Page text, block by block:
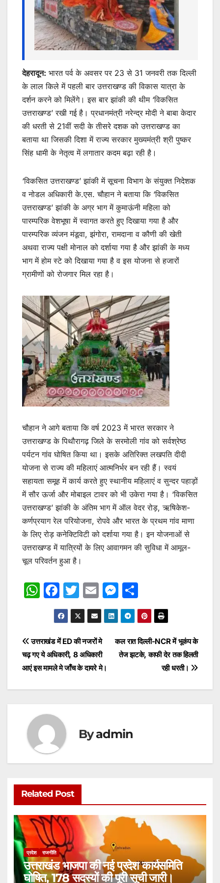
देहरादून: भारत पर्व के अवसर पर 23 से 31 जनवरी तक दिल्ली
के लाल किले में पहली बार उत्तराखण्ड की विकास यात्रा के
दर्शन करने को मिलेंगे। इस बार झांकी की थीम ‘विकसित
उत्तराखण्ड’ रखी गई है। प्रधानमंत्री नरेन्द्र मोदी ने बाबा केदार
की धरती से 21वीं सदी के तीसरे दशक को उत्तराखण्ड का
बताया था जिसकी दिशा में राज्य सरकार मुख्यमंत्री श्री पुष्कर
सिंह धामी के नेतृत्व में लगातार कदम बढ़ा रही है।
‘विकसित उत्तराखण्ड’ झांकी में सूचना विभाग के संयुक्त निदेशक
व नोडल अधिकारी के.एस. चौहान ने बताया कि ‘विकसित
उत्तराखण्ड’ झांकी के अग्र भाग में कुमाऊंनी महिला को
पारम्परिक वेशभूषा में स्वागत करते हुए दिखाया गया है और
पारम्परिक व्यंजन मंडूवा, झंगोरा, रामदाना व कौणी की खेती
अथवा राज्य पक्षी मोनाल को दर्शाया गया है और झांकी के मध्य
भाग में होम स्टे को दिखाया गया है व इस योजना से हजारों
ग्रामीणों को रोजगार मिल रहा है।
चौहान ने आगे बताया कि वर्ष 2023 में भारत सरकार ने
उत्तराखण्ड के पिथौरागढ़ जिले के सरमोली गांव को सर्वश्रेष्ठ
पर्यटन गांव घोषित किया था। इसके अतिरिक्त लखपति दीदी
योजना से राज्य की महिलाएं आत्मनिर्भर बन रही हैं। स्वयं
सहायता समूह में कार्य करते हुए स्थानीय महिलाएं व सुन्दर पहाड़ों
में सौर ऊर्जा और मोबाइल टावर को भी उकेरा गया है। ‘विकसित
उत्तराखण्ड’ झांकी के अंतिम भाग में ऑल वेदर रोड़, ऋषिकेश-
कर्णप्रयाग रेल परियोजना, रोपवे और भारत के प्रथम गांव माणा
के लिए रोड़ कनेक्टिविटी को दर्शाया गया है। इन योजनाओं से
उत्तराखण्ड में यात्रियों के लिए आवागमन की सुविधा में आमूल-
चूल परिवर्तन हुआ है।
W
s
A
p
p
F
a
c
e
b
o
o
T
w
itt
er
E
m
ai
l
M
e
s
s
e
g
h
ar
e
Post
navigation
कल रात दिल्ली-NCR में भूकंप के
तेज झटके, काफी देर तक हिलती
रही धरती।
उत्तराखंड में ED की नजरों मे
चढ़ गए ये अधिकारी, 8 अधिकारी
आएं इस मामले मे जाँच के दायरे मे।
Byadmin
Related Post
प्रदेश राजनीति
उत्तराखंड भाजपा की नई प्रदेश कार्यसमिति
घोषित, 178 सदस्यों की पूरी सूची जारी।